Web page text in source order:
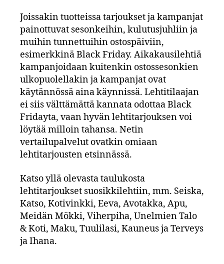
Joissakin tuotteissa tarjoukset ja kampanjat
painottuvat sesonkeihin, kulutusjuhliin ja
muihin tunnettuihin ostospäiviin,
esimerkkinä Black Friday. Aikakausilehtiä
kampanjoidaan kuitenkin ostossesonkien
ulkopuolellakin ja kampanjat ovat
käytännössä aina käynnissä. Lehtitilaajan
ei siis välttämättä kannata odottaa Black
Fridayta, vaan hyvän lehtitarjouksen voi
löytää milloin tahansa. Netin
vertailupalvelut ovatkin omiaan
lehtitarjousten etsinnässä.
Katso yllä olevasta taulukosta
lehtitarjoukset suosikkilehtiin, mm. Seiska,
Katso, Kotivinkki, Eeva, Avotakka, Apu,
Meidän Mökki, Viherpiha, Unelmien Talo
& Koti, Maku, Tuulilasi, Kauneus ja Terveys
ja Ihana.